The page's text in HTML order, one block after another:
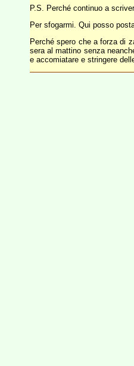
P.S. Perché continuo a
Per sfogarmi. Qui posso
Perché spero che a forza di
sera al mattino senza
e accomiatare e stringere